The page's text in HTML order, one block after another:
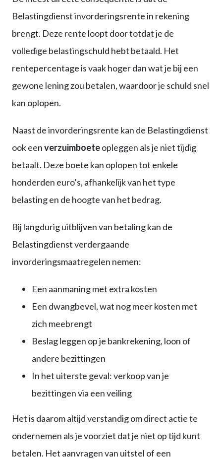
Belastingdienst invorderingsrente in rekening
brengt. Deze rente loopt door totdat je de
volledige belastingschuld hebt betaald. Het
rentepercentage is vaak hoger dan wat je bij een
gewone lening zou betalen, waardoor je schuld snel
kan oplopen.
Naast de invorderingsrente kan de Belastingdienst
ook eenverzuimboeteopleggen als je niet tijdig
betaalt. Deze boete kan oplopen tot enkele
honderden euro’s, afhankelijk van het type
belasting en de hoogte van het bedrag.
Bij langdurig uitblijven van betaling kan de
Belastingdienst verdergaande
invorderingsmaatregelen nemen:
Een aanmaning met extra kosten
Een dwangbevel, wat nog meer kosten met
zich meebrengt
Beslag leggen op je bankrekening, loon of
andere bezittingen
In het uiterste geval: verkoop van je
bezittingen via een veiling
Het is daarom altijd verstandig om direct actie te
ondernemen als je voorziet dat je niet op tijd kunt
betalen. Het aanvragen van uitstel of een